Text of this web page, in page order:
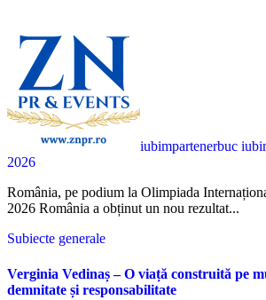
iubimpartenerbuc
2026
România, pe podium la Olimpiada Internațională de Matematică
2026 România a obținut un nou rezultat...
Subiecte generale
Verginia Vedinaș – O viață construită pe
demnitate și responsabilitate